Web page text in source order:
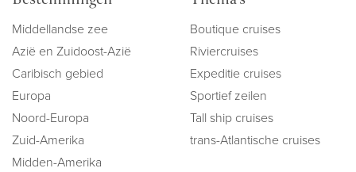
Middellandse zee
Azië en Zuidoost-Azië
Caribisch gebied
Europa
Noord-Europa
Zuid-Amerika
Midden-Amerika
Boutique cruises
Riviercruises
Expeditie cruises
Sportief zeilen
Tall ship cruises
trans-Atlantische cruises